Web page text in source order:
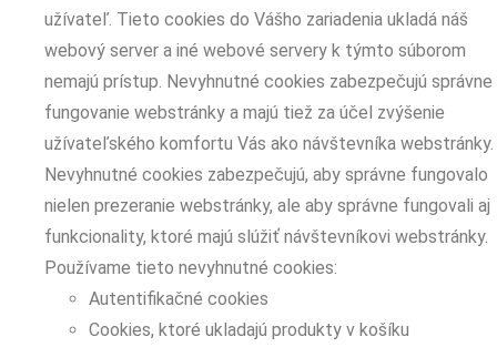
užívateľ. Tieto cookies do Vášho zariadenia ukladá náš
webový server a iné webové servery k týmto súborom
nemajú prístup. Nevyhnutné cookies zabezpečujú správne
fungovanie webstránky a majú tiež za účel zvýšenie
užívateľského komfortu Vás ako návštevníka webstránky.
Nevyhnutné cookies zabezpečujú, aby správne fungovalo
nielen prezeranie webstránky, ale aby správne fungovali aj
funkcionality, ktoré majú slúžiť návštevníkovi webstránky.
Používame tieto nevyhnutné cookies:
Autentifikačné cookies
Cookies, ktoré ukladajú produkty v košíku